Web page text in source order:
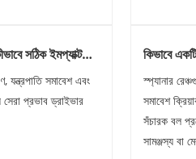
সঠিক ইমপ্যাক্ট
যন্ত্রপাতি সমাবেশ এবং
প্রভাব ড্রাইভার
কিভাবে
স্প্যানার
সমাবেশ
সঁচারক বল
সামঞ্জস্য বা